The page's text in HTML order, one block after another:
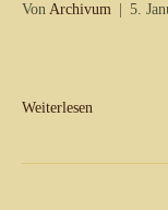
Von Archivum 5.
Weiterlesen